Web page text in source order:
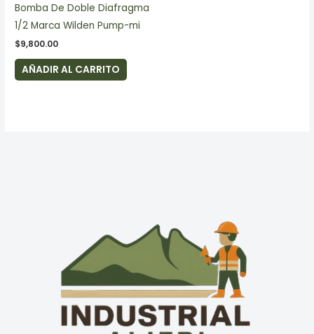
Bomba De Doble Diafragma
1/2 Marca Wilden Pump-mi
$9,800.00
AÑADIR AL CARRITO